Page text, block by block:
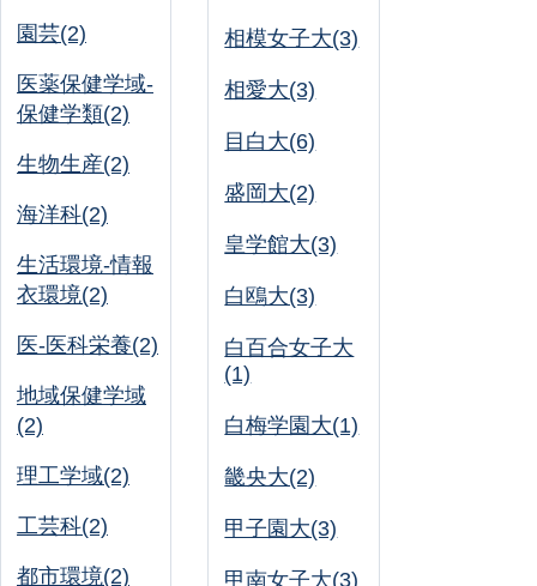
園芸(2)
医薬保健学域-
保健学類(2)
生物生産(2)
海洋科(2)
生活環境-情報
衣環境(2)
医-医科栄養(2)
地域保健学域
(2)
理工学域(2)
工芸科(2)
都市環境(2)
相模女子大(3)
相愛大(3)
目白大(6)
盛岡大(2)
皇学館大(3)
白鴎大(3)
白百合女子大
(1)
白梅学園大(1)
畿央大(2)
甲子園大(3)
甲南女子大(3)